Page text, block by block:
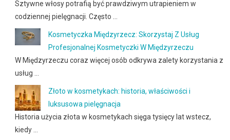
Sztywne włosy potrafią być prawdziwym utrapieniem w
codziennej pielęgnacji. Często …
Kosmetyczka Międzyrzecz: Skorzystaj Z Usług
Profesjonalnej Kosmetyczki W Międzyrzeczu
W Międzyrzeczu coraz więcej osób odkrywa zalety korzystania z
usług …
Złoto w kosmetykach: historia, właściwości i
luksusowa pielęgnacja
Historia użycia złota w kosmetykach sięga tysięcy lat wstecz,
kiedy …